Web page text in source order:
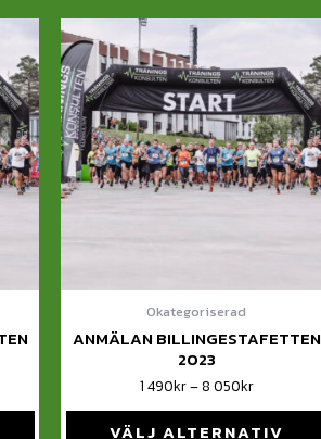
Okategoriserad
ANMÄLAN BILLINGESTAFETTEN
2023
1 490kr–8 050kr
VÄLJ ALTERNATIV